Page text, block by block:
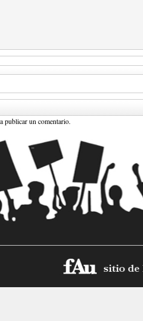
publicar un comentario.